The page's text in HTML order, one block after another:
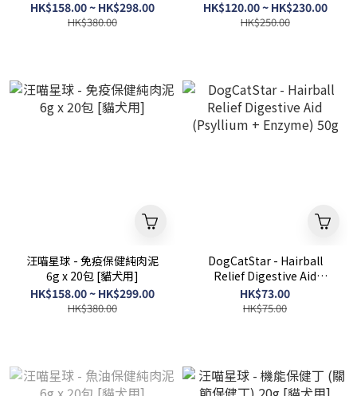
HK$158.00 ~ HK$298.00
HK$380.00
HK$120.00 ~ HK$230.00
HK$250.00
汪喵星球 - 免疫保健純肉泥
6g x 20包 [貓犬用]
HK$158.00 ~ HK$299.00
HK$380.00
DogCatStar - Hairball
Relief Digestive Aid
(Psyllium + Enzyme) 50g
HK$73.00
HK$75.00